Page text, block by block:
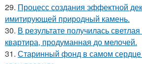
29. Процесс создания эффектной
имитирующей природный камень.
30. В результате получилась
квартира, продуманная до мелочей.
31. Старинный фонд в самом сердце